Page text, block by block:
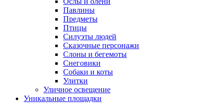
Павлины
Предметы
Птицы
Силуэты людей
Сказочные персонажи
Слоны и бегемоты
Снеговики
Собаки и коты
Улитки
Уличное освещение
Уникальные площадки